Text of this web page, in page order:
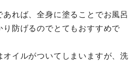
れば、全身に塗ることでお風呂
防げるのでとてもおすすめで
イルがついてしまいますが、洗